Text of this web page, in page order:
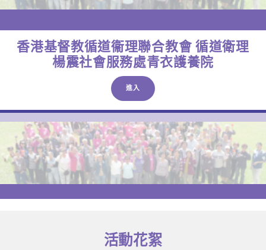
香港基督教循道衞理聯合教會 循道衛理
楊震社會服務處青衣護養院
進入
活動花絮